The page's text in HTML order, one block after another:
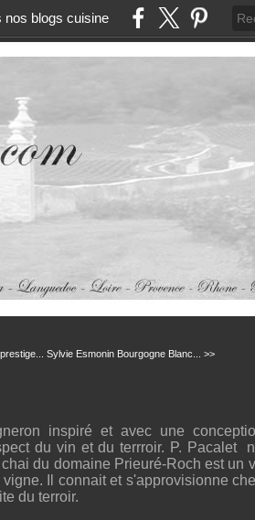
nos blogs cuisine
Sylvie Esmonin Bourgogne Blanc... >>
inspiré et avec une
du vin et du terrroir. P. Pacalet
du domaine Prieuré-Roch est un
Il connait et s'approvisionne
du terroir.